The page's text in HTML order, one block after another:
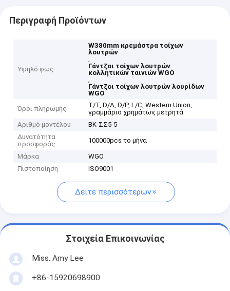
Περιγραφή Προϊόντων
Υψηλό φως
W380mm κρεμάστρα τοίχων
λουτρών
,
Γάντζοι τοίχων λουτρών
κολλητικών ταινιών WGO
,
Γάντζοι τοίχων λουτρών λουρίδων
WGO
Όροι πληρωμής
T/T, D/A, D/P, L/C, Western Union,
γραμμάριο χρημάτων, μετρητά
Αριθμό μοντέλου
ΒΚ-ΣΣ5-5
Δυνατότητα
προσφοράς
100000pcs το μήνα
Μάρκα
WGO
Πιστοποίηση
ISO9001
Δείτε περισσότερων
Στοιχεία Επικοινωνίας
Miss. Amy Lee
+86-15920698900